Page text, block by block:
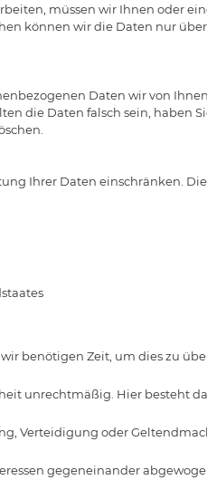
müssen wir Ihnen oder
können wir die Daten nur
Daten wir von
die Daten falsch sein, haben
Ihrer Daten einschränken.
benötigen Zeit, um dies zu
unrechtmäßig. Hier besteht
Verteidigung oder
gegeneinander